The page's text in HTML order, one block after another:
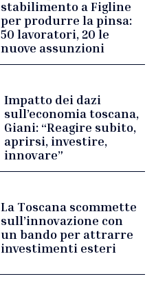
stabilimento a Figline
per produrre la pinsa:
50 lavoratori, 20 le
nuove assunzioni
Impatto dei dazi
sull’economia toscana,
Giani: “Reagire subito,
aprirsi, investire,
innovare”
La Toscana scommette
sull’innovazione con
un bando per attrarre
investimenti esteri